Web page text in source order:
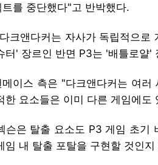
트를 중단했다"고 반박했다.
크앤다커는 자사가 독립적으로
터' 장르인 반면 P3는 '배틀로얄'
메이스 측은 "다크앤다커는 여
한 요소들은 이미 다른 게임에
슨은 탈출 요소도 P3 게임 초기
임 내 탈출 포탈을 구현할 것인